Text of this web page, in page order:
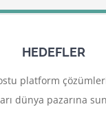
HEDEFLER
platform
dünya pazarına